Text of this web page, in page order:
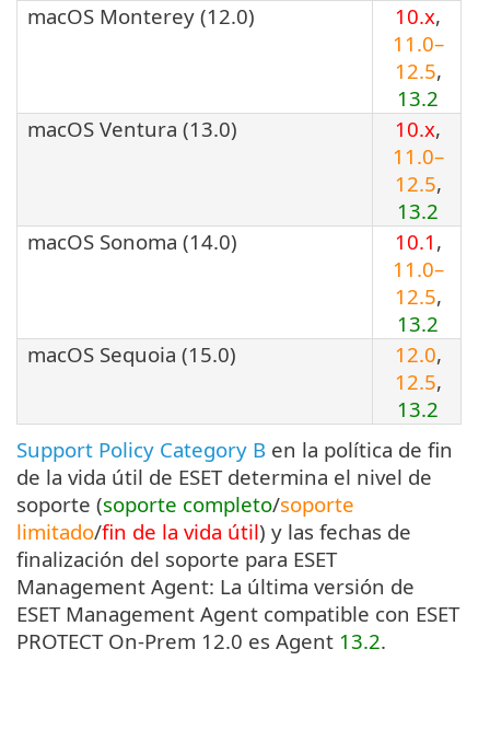
macOS Monterey (12.0)
10.x,
11.0–
12.5,
13.2
macOS Ventura (13.0)
10.x,
11.0–
12.5,
13.2
macOS Sonoma (14.0)
10.1 ,
11.0–
12.5,
13.2
macOS Sequoia (15.0)
12.0,
12.5,
13.2
Support Policy Category B en la política de fin
de la vida útil de ESET determina el nivel de
soporte (soporte completo/soporte
limitado/fin de la vida útil) y las fechas de
finalización del soporte para ESET
Management Agent: La última versión de
ESET Management Agent compatible con ESET
PROTECT On-Prem 12.0 es Agent 13.2.